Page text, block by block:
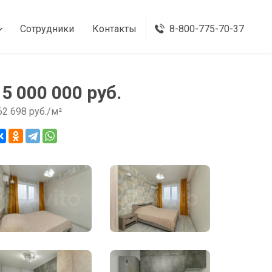
Сотрудники Контакты 8-800-775-70-37
000 000 руб.
698 руб./м²